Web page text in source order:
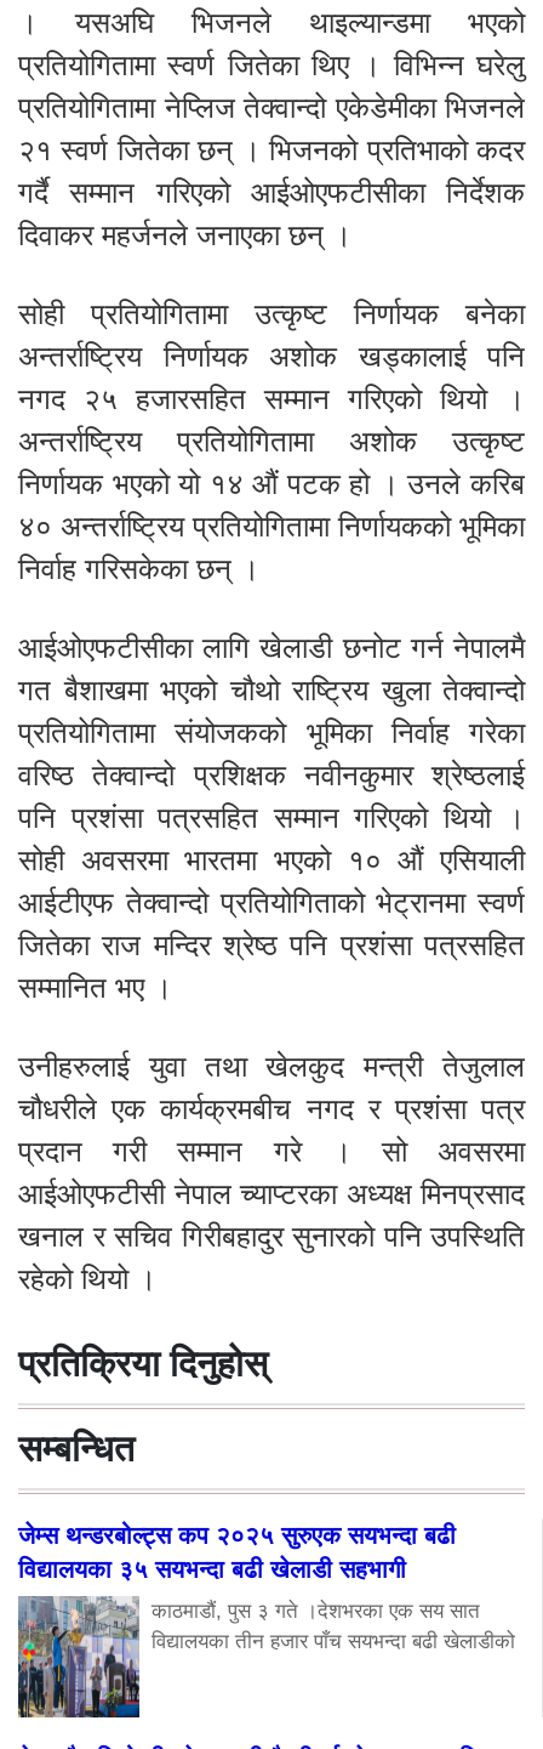
। यसअघि भिजनले थाइल्यान्डमा भएको
प्रतियोगितामा स्वर्ण जितेका थिए । विभिन्न घरेलु
प्रतियोगितामा नेप्लिज तेक्वान्दो एकेडेमीका भिजनले
२१ स्वर्ण जितेका छन् । भिजनको प्रतिभाको कदर
गर्दै सम्मान गरिएको आईओएफटीसीका निर्देशक
दिवाकर महर्जनले जनाएका छन् ।
सोही प्रतियोगितामा उत्कृष्ट निर्णायक बनेका
अन्तर्राष्ट्रिय निर्णायक अशोक खड्कालाई पनि
नगद २५ हजारसहित सम्मान गरिएको थियो ।
अन्तर्राष्ट्रिय प्रतियोगितामा अशोक उत्कृष्ट
निर्णायक भएको यो १४ औं पटक हो । उनले करिब
४० अन्तर्राष्ट्रिय प्रतियोगितामा निर्णायकको भूमिका
निर्वाह गरिसकेका छन् ।
आईओएफटीसीका लागि खेलाडी छनोट गर्न नेपालमै
गत बैशाखमा भएको चौथो राष्ट्रिय खुला तेक्वान्दो
प्रतियोगितामा संयोजकको भूमिका निर्वाह गरेका
वरिष्ठ तेक्वान्दो प्रशिक्षक नवीनकुमार श्रेष्ठलाई
पनि प्रशंसा पत्रसहित सम्मान गरिएको थियो ।
सोही अवसरमा भारतमा भएको १० औं एसियाली
आईटीएफ तेक्वान्दो प्रतियोगिताको भेट्रानमा स्वर्ण
जितेका राज मन्दिर श्रेष्ठ पनि प्रशंसा पत्रसहित
सम्मानित भए ।
उनीहरुलाई युवा तथा खेलकुद मन्त्री तेजुलाल
चौधरीले एक कार्यक्रमबीच नगद र प्रशंसा पत्र
प्रदान गरी सम्मान गरे । सो अवसरमा
आईओएफटीसी नेपाल च्याप्टरका अध्यक्ष मिनप्रसाद
खनाल र सचिव गिरीबहादुर सुनारको पनि उपस्थिति
रहेको थियो ।
प्रतिक्रिया दिनुहोस्
सम्बन्धित
जेम्स थन्डरबोल्ट्स कप २०२५ सुरुएक सयभन्दा बढी
विद्यालयका ३५ सयभन्दा बढी खेलाडी सहभागी
काठमाडौं, पुस ३ गते ।देशभरका एक सय सात
विद्यालयका तीन हजार पाँच सयभन्दा बढी खेलाडीको